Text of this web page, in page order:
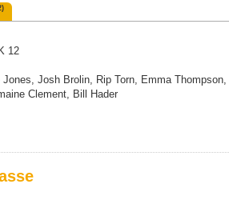
12
Josh Brolin, Rip Torn, Emma Thompson,
Clement, Bill Hader